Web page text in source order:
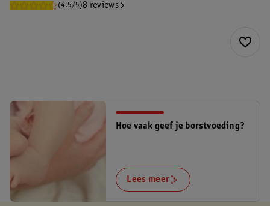
(4.5/5)8 reviews
Hoe vaak geef je borstvoeding?
Lees meer